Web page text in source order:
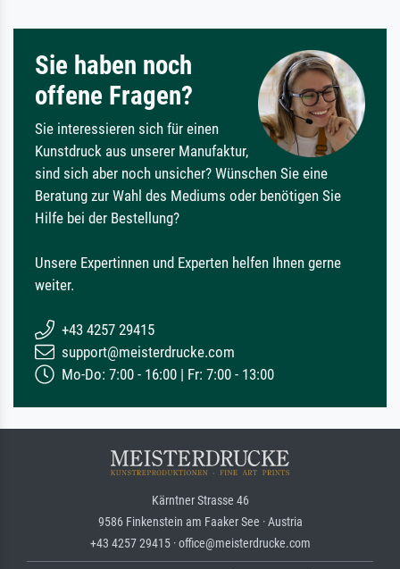
Sie haben noch
offene Fragen?
Sie interessieren sich für einen
Kunstdruck aus unserer Manufaktur,
sind sich aber noch unsicher? Wünschen Sie eine
Beratung zur Wahl des Mediums oder benötigen Sie
Hilfe bei der Bestellung?
Unsere Expertinnen und Experten helfen Ihnen gerne
weiter.
+43 4257 29415
support@meisterdrucke.com
Mo-Do: 7:00 - 16:00 | Fr: 7:00 - 13:00
Kärntner Strasse 46
9586 Finkenstein am Faaker See · Austria
+43 4257 29415 · office@meisterdrucke.com